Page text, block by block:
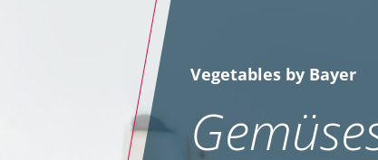
Vegetables by Bayer